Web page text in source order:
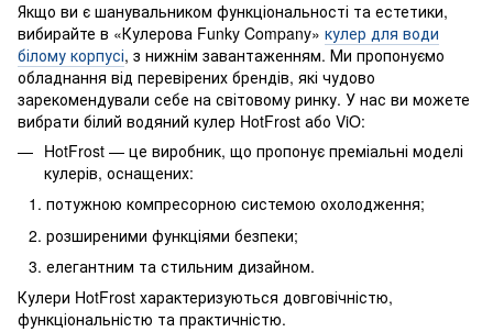
Якщо ви є шанувальником функціональності та естетики,
вибирайте в «Кулерова Funky Company» кулер для води
білому корпусі, з нижнім завантаженням. Ми пропонуємо
обладнання від перевірених брендів, які чудово
зарекомендували себе на світовому ринку. У нас ви можете
вибрати білий водяний кулер HotFrost або ViO:
HotFrost — це виробник, що пропонує преміальні моделі
кулерів, оснащених:
потужною компресорною системою охолодження;
розширеними функціями безпеки;
елегантним та стильним дизайном.
Кулери HotFrost характеризуються довговічністю,
функціональністю та практичністю.